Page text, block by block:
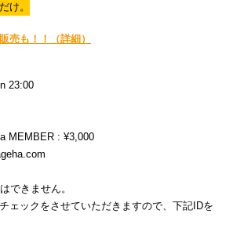
け。
売も！！（詳細）
23:00
MEMBER : ¥3,000
できません。
ェックをさせていただきますので、下記IDを